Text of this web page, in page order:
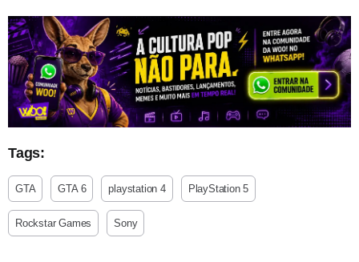
Tags:
GTA GTA 6 playstation 4 PlayStation 5
Rockstar Games Sony